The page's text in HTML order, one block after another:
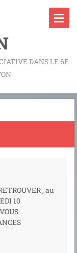
DANS LE 6E
, au
10